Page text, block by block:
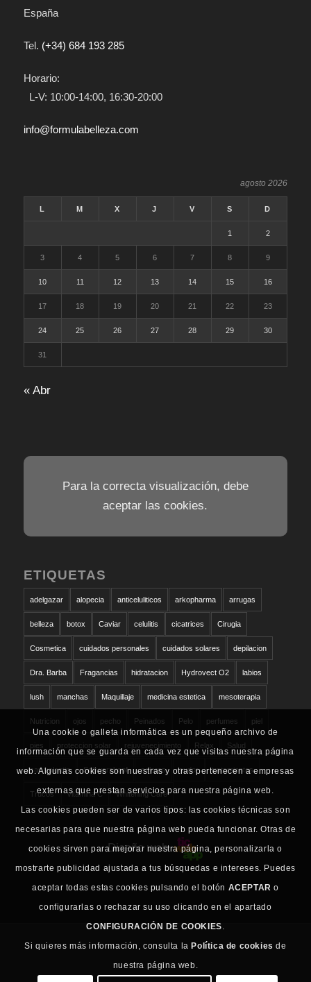
España
Tel. (+34) 684 193 285
Horario:
L-V: 10:00-14:00, 16:30-20:00
info@formulabelleza.com
agosto 2026
L M X J V S D
1 2
3 4 5 6 7 8 9
10 11 12 13 14 15 16
17 18 19 20 21 22 23
24 25 26 27 28 29 30
31
« Abr
Para la correcta visualización, debe
aceptar las cookies.
ETIQUETAS
adelgazar alopecia anticeluliticos arkopharma arrugas
belleza botox Caviar celulitis cicatrices Cirugia
Cosmetica cuidados personales cuidados solares depilacion
Dra. Barba Fragancias hidratacion Hydrovect O2 labios
lush manchas Maquillaje medicina estetica mesoterapia
Nutricion ojos pecho Peinados Pelo perfumes piel
pies proteccion solar rejuvenecimiento Relax Salud
san valentin Schwarzkopf solares sudor tratamientos
Trucos vitamina C Whitening Care
Diseño web
Una cookie o galleta informática es un pequeño archivo de
información que se guarda en cada vez que visitas nuestra página
web. Algunas cookies son nuestras y otras pertenecen a empresas
externas que prestan servicios para nuestra página web.
Las cookies pueden ser de varios tipos: las cookies técnicas son
necesarias para que nuestra página web pueda funcionar. Otras de
cookies sirven para mejorar nuestra página, personalizarla o
mostrarte publicidad ajustada a tus búsquedas e intereses. Puedes
aceptar todas estas cookies pulsando el botón ACEPTAR o
configurarlas o rechazar su uso clicando en el apartado
CONFIGURACIÓN DE COOKIES.
Si quieres más información, consulta la Política de cookies de
nuestra página web.